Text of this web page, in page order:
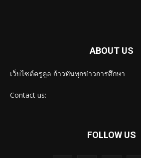
ABOUT US
เว็บไซต์ครูคูล ก้าวทันทุกข่าวการศึกษา
Contact us:
FOLLOW US